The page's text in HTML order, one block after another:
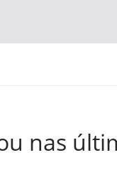
nas